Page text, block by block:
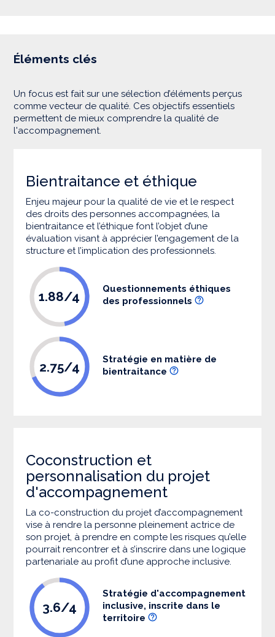
Éléments clés
Un focus est fait sur une sélection d’éléments perçus
comme vecteur de qualité. Ces objectifs essentiels
permettent de mieux comprendre la qualité de
l'accompagnement.
Bientraitance et éthique
Enjeu majeur pour la qualité de vie et le respect
des droits des personnes accompagnées, la
bientraitance et l’éthique font l’objet d’une
évaluation visant à apprécier l’engagement de la
structure et l’implication des professionnels.
1.88/4
Questionnements éthiques
des professionnels
2.75/4
Stratégie en matière de
bientraitance
Coconstruction et
personnalisation du projet
d'accompagnement
La co-construction du projet d’accompagnement
vise à rendre la personne pleinement actrice de
son projet, à prendre en compte les risques qu’elle
pourrait rencontrer et à s’inscrire dans une logique
partenariale au profit d’une approche inclusive.
3.6/4
Stratégie d'accompagnement
inclusive, inscrite dans le
territoire